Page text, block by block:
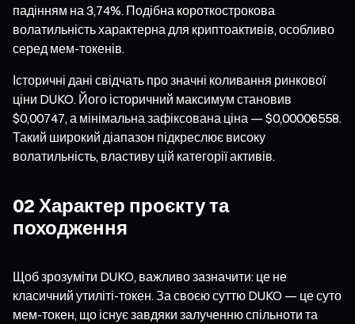
падінням на 3,74%. Подібна короткострокова
волатильність характерна для криптоактивів, особливо
серед мем-токенів.
Історичні дані свідчать про значні коливання ринкової
ціни DUKO. Його історичний максимум становив
$0,00747, а мінімальна зафіксована ціна — $0,00006558.
Такий широкий діапазон підкреслює високу
волатильність, властиву цій категорії активів.
02 Характер проєкту та
походження
Щоб зрозуміти DUKO, важливо зазначити: це не
класичний утиліті-токен. За своєю суттю DUKO — це суто
мем-токен, що існує завдяки залученню спільноти та